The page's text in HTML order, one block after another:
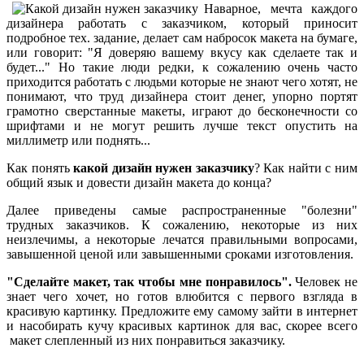
Наварное, мечта каждого
дизайнера работать с заказчиком, который приносит
подробное тех. задание, делает сам набросок макета на бумаге,
или говорит: "Я доверяю вашему вкусу как сделаете так и
будет..." Но такие люди редки, к сожалению очень часто
приходится работать с людьми которые не знают чего хотят, не
понимают, что труд дизайнера стоит денег, упорно портят
грамотно сверстанные макеты, играют до бесконечности со
шрифтами и не могут решить лучше текст опустить на
миллиметр или поднять...
Как понятькакой дизайн нужен заказчику? Как найти с ним
общий язык и довести дизайн макета до конца?
Далее приведены самые распространенные "болезни"
трудных заказчиков. К сожалению, некоторые из них
неизлечимы, а некоторые лечатся правильными вопросами,
завышенной ценой или завышенными сроками изготовления.
"Сделайте макет, так чтобы мне понравилось".Человек не
знает чего хочет, но готов влюбится с первого взгляда в
красивую картинку. Предложите ему самому зайти в интернет
и насобирать кучу красивых картинок для вас, скорее всего
макет слепленный из них понравиться заказчику.